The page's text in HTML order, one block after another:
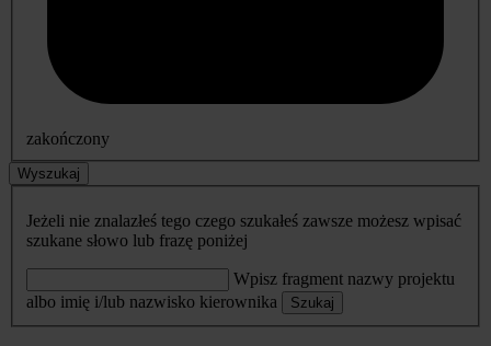
zakończony
Wyszukaj
Jeżeli nie znalazłeś tego czego szukałeś zawsze możesz wpisać
szukane słowo lub frazę poniżej
Wpisz fragment nazwy projektu
albo imię i/lub nazwisko kierownika
Szukaj